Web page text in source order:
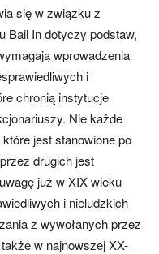
się w związku z
Bail In dotyczy podstaw,
wprowadzenia
i
chronią instytucje
Nie każde
jest stanowione po
drugich jest
już w XIX wieku
i nieludzkich
z wywołanych przez
w najnowszej XX-